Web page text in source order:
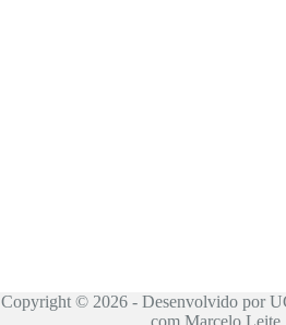
Copyright © 2026 - Desenvolvido por